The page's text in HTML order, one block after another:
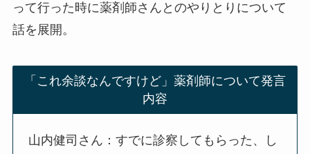
って行った時に薬剤師さんとのやりとりについて
話を展開。
「これ余談なんですけど」薬剤師について発言
内容
山内健司さん：すでに診察してもらった、し